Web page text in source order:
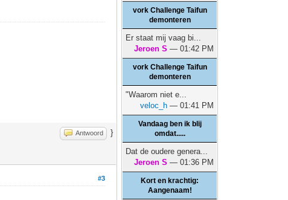
Antwoord }
#3
vork Challenge Taifun
demonteren
Er staat mij vaag bi...
Jeroen S — 01:42 PM
vork Challenge Taifun
demonteren
"Waarom niet e...
veloc_h — 01:41 PM
Vandaag ben ik blij
omdat.....
Dat de oudere genera...
Jeroen S — 01:36 PM
Kort en krachtig:
Aangenaam!